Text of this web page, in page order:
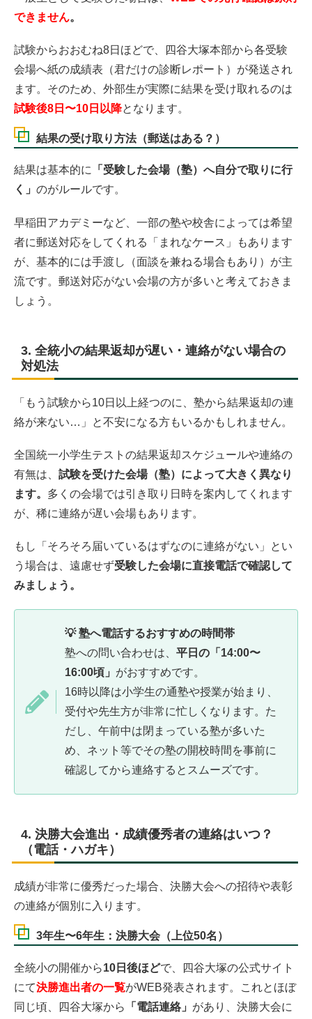
できません。
試験からおおむね8日ほどで、四谷大塚本部から各受験
会場へ紙の成績表（君だけの診断レポート）が発送され
ます。そのため、外部生が実際に結果を受け取れるのは
試験後8日〜10日以降となります。
結果の受け取り方法（郵送はある？）
結果は基本的に 「受験した会場（塾）へ自分で取りに行
く」 のがルールです。
早稲田アカデミーなど、一部の塾や校舎によっては希望
者に郵送対応をしてくれる「まれなケース」もあります
が、基本的には手渡し（面談を兼ねる場合もあり）が主
流です。郵送対応がない会場の方が多いと考えておきま
しょう。
3. 全統小の結果返却が遅い・連絡がない場合の
対処法
「もう試験から10日以上経つのに、塾から結果返却の連
絡が来ない…」と不安になる方もいるかもしれません。
全国統一小学生テストの結果返却スケジュールや連絡の
有無は、 試験を受けた会場（塾）によって大きく異なり
ます。 多くの会場では引き取り日時を案内してくれます
が、稀に連絡が遅い会場もあります。
もし「そろそろ届いているはずなのに連絡がない」とい
う場合は、遠慮せず受験した会場に直接電話で確認して
みましょう。
💡 塾へ電話するおすすめの時間帯
塾への問い合わせは、 平日の「14:00〜
16:00頃」 がおすすめです。
16時以降は小学生の通塾や授業が始まり、
受付や先生方が非常に忙しくなります。た
だし、午前中は閉まっている塾が多いた
め、ネット等でその塾の開校時間を事前に
確認してから連絡するとスムーズです。
4. 決勝大会進出・成績優秀者の連絡はいつ？
（電話・ハガキ）
成績が非常に優秀だった場合、決勝大会への招待や表彰
の連絡が個別に入ります。
3年生〜6年生：決勝大会（上位50名）
全統小の開催から10日後ほどで、四谷大塚の公式サイト
にて決勝進出者の一覧がWEB発表されます。これとほぼ
同じ頃、四谷大塚から
「電話連絡」 があり、決勝大会に